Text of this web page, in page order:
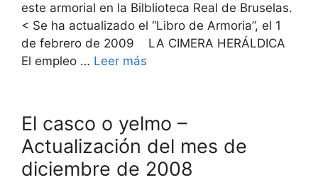
este armorial en la Bilblioteca Real de Bruselas.
< Se ha actualizado el “Libro de Armoria”, el 1
de febrero de 2009 LA CIMERA HERÁLDICA
El empleo … Leer más
El casco o yelmo –
Actualización del mes de
diciembre de 2008